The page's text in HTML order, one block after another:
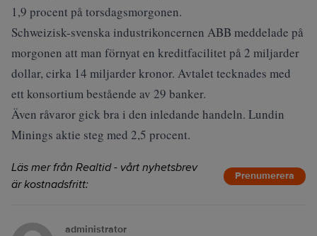
1,9 procent på torsdagsmorgonen.
Schweizisk-svenska industrikoncernen ABB meddelade på
morgonen att man förnyat en kreditfacilitet på 2 miljarder
dollar, cirka 14 miljarder kronor. Avtalet tecknades med
ett konsortium bestående av 29 banker.
Även råvaror gick bra i den inledande handeln. Lundin
Minings aktie steg med 2,5 procent.
Läs mer från Realtid - vårt nyhetsbrev
är kostnadsfritt:
Prenumerera
administrator